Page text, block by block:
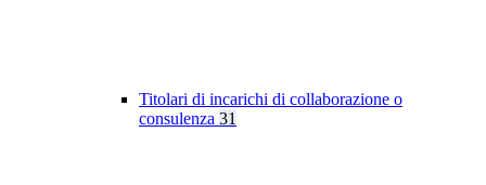
Titolari di incarichi di collaborazione o
consulenza 31